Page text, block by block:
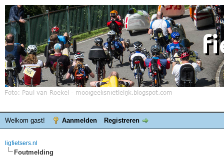
Welkom gast! Aanmelden Registreren
ligfietsers.nl
Foutmelding